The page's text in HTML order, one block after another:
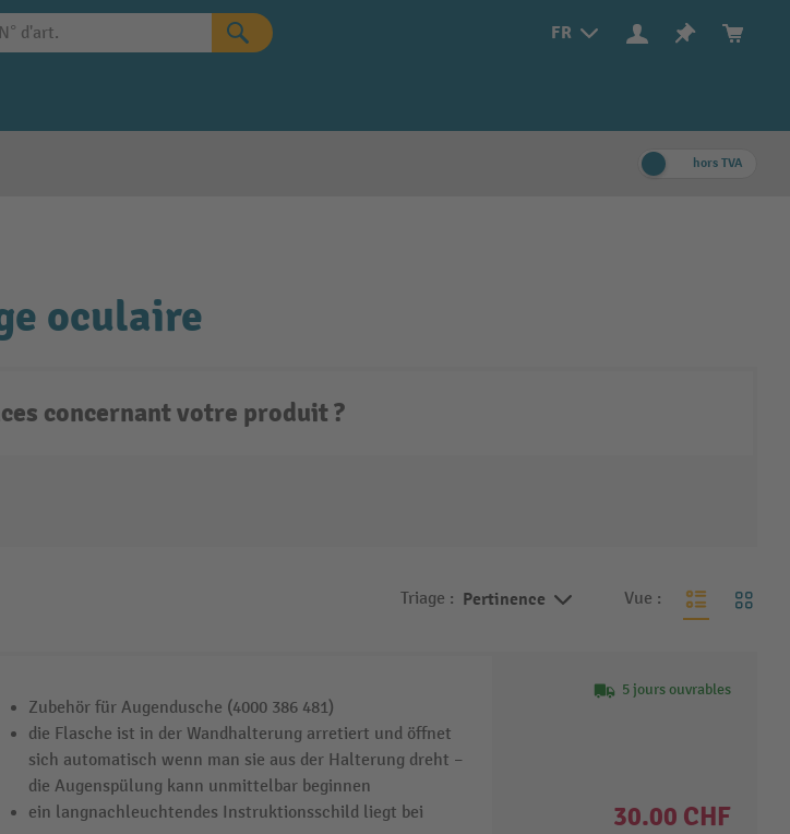
FR
hors TVA
oculaire
concernant votre produit ?
Triage : Pertinence Vue :
Zubehör für Augendusche (4000 386 481)
die Flasche ist in der Wandhalterung arretiert und öffnet
sich automatisch wenn man sie aus der Halterung dreht –
die Augenspülung kann unmittelbar beginnen
ein langnachleuchtendes Instruktionsschild liegt bei
5 jours ouvrables
30.00 CHF